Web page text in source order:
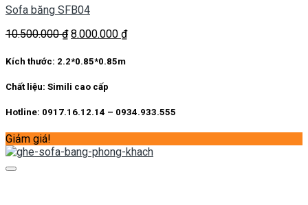
Sofa băng SFB04
10.500.000₫ Giá
là:
8.000.000 ₫Giá
Kích thước: 2.2*0.85*0.85m
Chất liệu: Simili cao cấp
Hotline: 0917.16.12.14 – 0934.933.555
Giảm giá!